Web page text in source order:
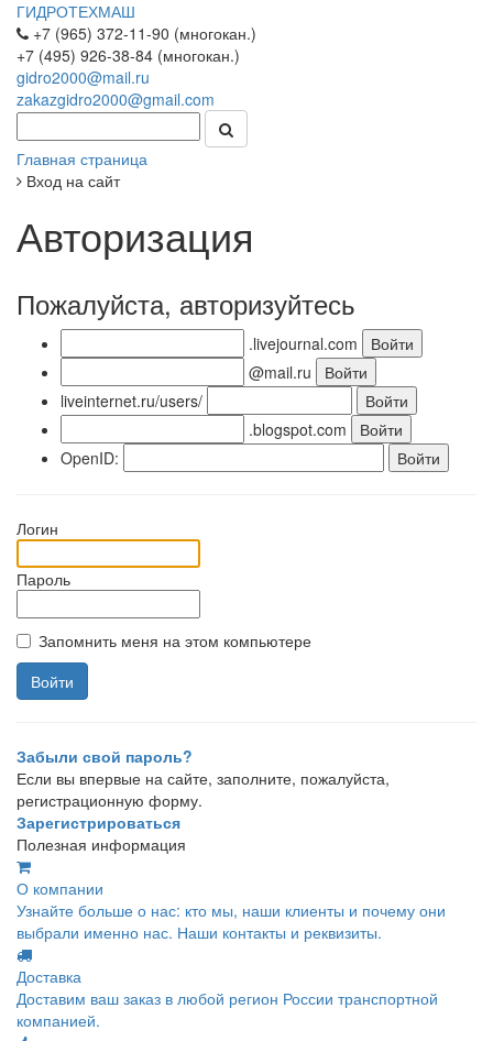
ГИДРОТЕХМАШ
+7 (965) 372-11-90 (многокан.)
+7 (495) 926-38-84 (многокан.)
gidro2000@mail.ru
zakazgidro2000@gmail.com
Главная страница
Вход на сайт
Авторизация
Пожалуйста, авторизуйтесь
.livejournal.com
@mail.ru
liveinternet.ru/users/
.blogspot.com
OpenID:
Логин
Пароль
Запомнить меня на этом компьютере
Забыли свой пароль?
Если вы впервые на сайте, заполните, пожалуйста,
регистрационную форму.
Зарегистрироваться
Полезная информация
О компании
Узнайте больше о нас: кто мы, наши клиенты и почему они
выбрали именно нас. Наши контакты и реквизиты.
Доставка
Доставим ваш заказ в любой регион России транспортной
компанией.